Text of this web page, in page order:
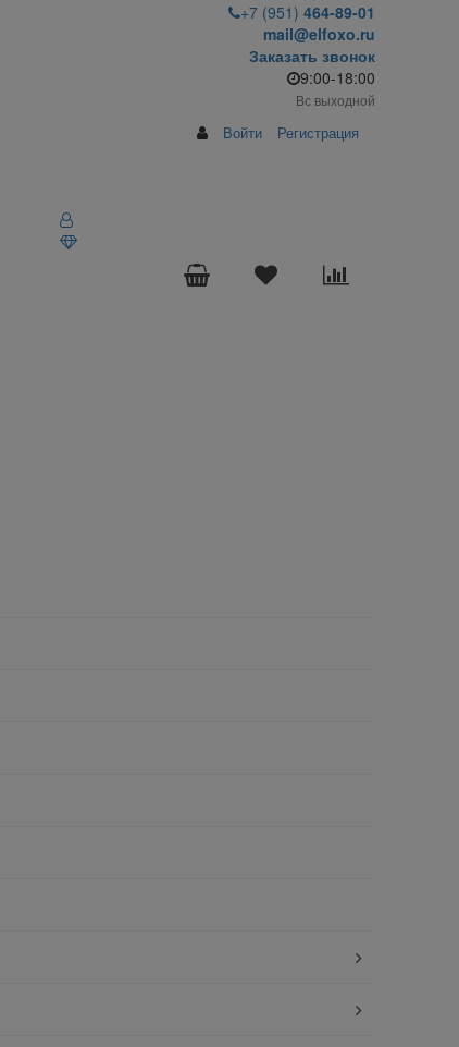
+7 (951) 464-89-01
mail@elfoxo.ru
Заказать звонок
9:00-18:00
Вс выходной
Войти Регистрация